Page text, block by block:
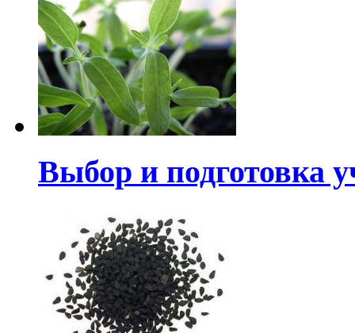
Выбор и подготовка